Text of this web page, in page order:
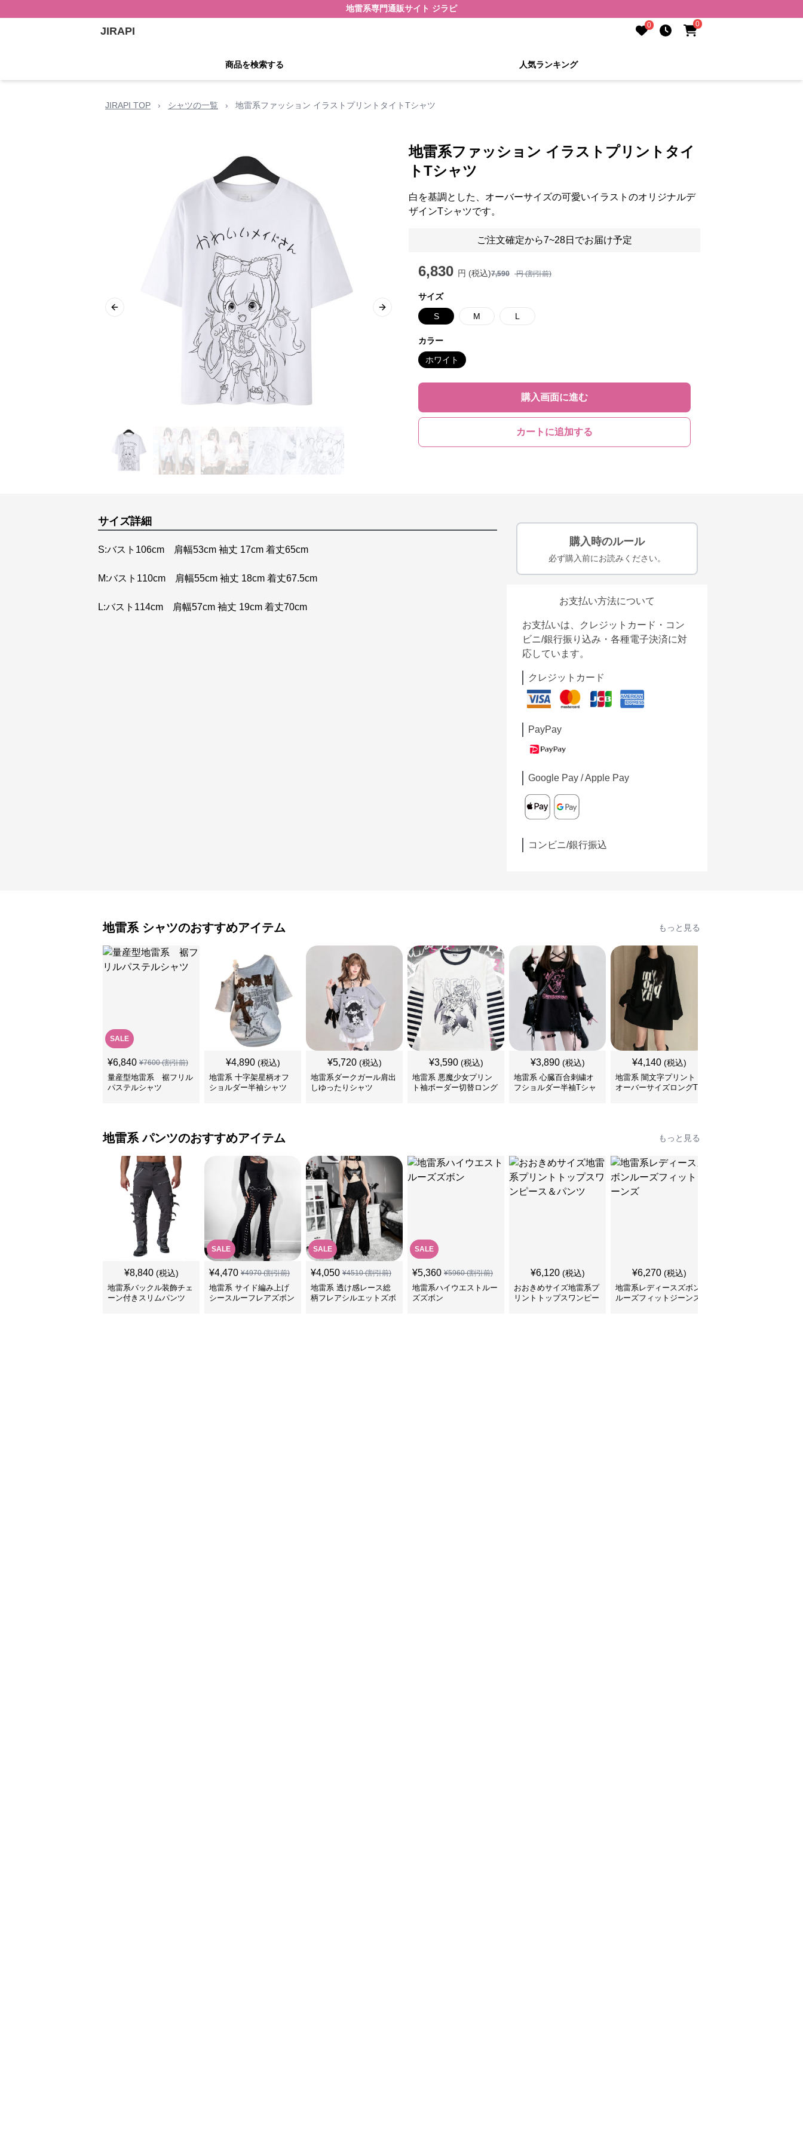
地雷系専門通販サイト ジラピ
JIRAPI 0 0
商品を検索する 人気ランキング
JIRAPI TOP › シャツの一覧 › 地雷系ファッション イラストプリントタイトTシャツ
Previous slide Next slide
地雷系ファッション イラストプリントタイ
トTシャツ
白を基調とした、オーバーサイズの可愛いイラストのオリジナルデ
ザインTシャツです。
ご注文確定から7~28日でお届け予定
6,830 円 (税込)7,590 円 (割引前)
サイズ
S M L
カラー
ホワイト
購入画面に進む
カートに追加する
サイズ詳細
S:バスト106cm 肩幅53cm 袖丈 17cm 着丈65cm
M:バスト110cm 肩幅55cm 袖丈 18cm 着丈67.5cm
L:バスト114cm 肩幅57cm 袖丈 19cm 着丈70cm
購入時のルール
必ず購入前にお読みください。
お支払い方法について
お支払いは、クレジットカード・コン
ビニ/銀行振り込み・各種電子決済に対
応しています。
クレジットカード
PayPay
Google Pay / Apple Pay
コンビニ/銀行振込
地雷系 シャツのおすすめアイテム もっと見る
SALE
¥6,840 ¥7600(割引前)
量産型地雷系 裾フリル
パステルシャツ
¥4,890 (税込)
地雷系 十字架星柄オフ
ショルダー半袖シャツ
¥5,720 (税込)
地雷系ダークガール肩出
しゆったりシャツ
¥3,590 (税込)
地雷系 悪魔少女プリン
ト袖ボーダー切替ロング
¥3,890 (税込)
地雷系 心臓百合刺繍オ
フショルダー半袖Tシャ
¥4,140 (税込)
地雷系 闇文字プリント
オーバーサイズロングT
地雷系 パンツのおすすめアイテム もっと見る
¥8,840 (税込)
地雷系バックル装飾チェ
ーン付きスリムパンツ
SALE
¥4,470 ¥4970(割引前)
地雷系 サイド編み上げ
シースルーフレアズボン
SALE
¥4,050 ¥4510(割引前)
地雷系 透け感レース総
柄フレアシルエットズボ
SALE
¥5,360 ¥5960(割引前)
地雷系ハイウエストルー
ズズボン
¥6,120 (税込)
おおきめサイズ地雷系プ
リントトップスワンピー
¥6,270 (税込)
地雷系レディースズボン
ルーズフィットジーンズ